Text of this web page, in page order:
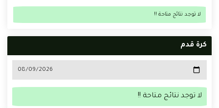
لا توجد نتائج متاحة !!
كرة قدم
لا توجد نتائج متاحة !!